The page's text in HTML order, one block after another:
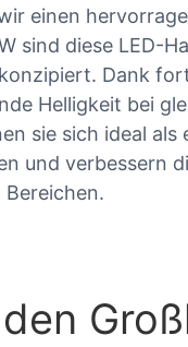
einen
sind diese LED-
Dank
Helligkeit bei
sie sich ideal
und verbessern